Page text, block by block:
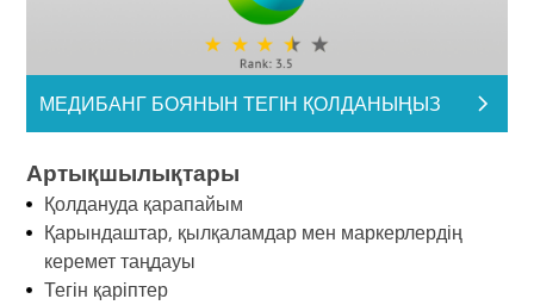
МЕДИБАНГ БОЯНЫН ТЕГІН ҚОЛДАНЫҢЫЗ
Артықшылықтары
Қолдануда қарапайым
Қарындаштар, қылқаламдар мен маркерлердің
керемет таңдауы
Тегін қаріптер